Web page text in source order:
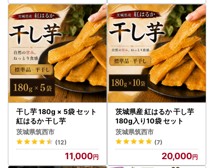
配送手配開始後にご連絡をいただいた場合、窓口での住所変
更はいたしかねますので、お早めにご連絡下さい。
●寄附のキャンセル、返礼品の変更・返品はできません。
また、寄附者様の都合により返礼品がお届けできない場合、
返礼品の再送はいたしかねます。
住民票が筑西市にある方は、返礼品の送付対象になりません
ので、あらかじめご了承ください。
●備考にご記入いただいても対応は致しかねます。
●※クール便対象 配送できない地域がございます※
・伊豆諸島：青ヶ島村（青ヶ島）・利島村（利島）・御蔵島
村（御蔵島）・式根島
・小笠原諸島：小笠原村（父島・母島・硫黄島・南鳥島な
干し芋 180g × 5袋 セット
紅はるか 干し芋
茨城県筑西市
(12)
11,000
茨城県産 紅はるか 干し芋
180g入り10袋 セット
茨城県筑西市
(7)
20,000